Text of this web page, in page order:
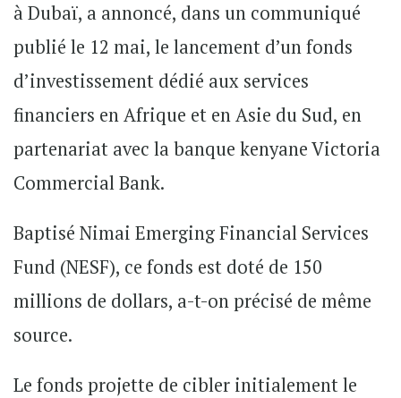
à Dubaï, a annoncé, dans un communiqué
publié le 12 mai, le lancement d’un fonds
d’investissement dédié aux services
financiers en Afrique et en Asie du Sud, en
partenariat avec la banque kenyane Victoria
Commercial Bank.
Baptisé Nimai Emerging Financial Services
Fund (NESF), ce fonds est doté de 150
millions de dollars, a-t-on précisé de même
source.
Le fonds projette de cibler initialement le